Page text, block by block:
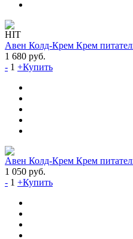
HIT
Авен Колд-Крем Крем
1 680 руб.
- 1 +Купить
Авен Колд-Крем Крем
1 050 руб.
- 1 +Купить